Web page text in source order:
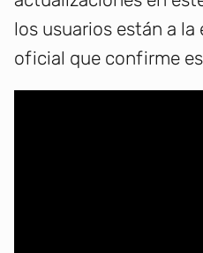
los usuarios están a
oficial que confirme